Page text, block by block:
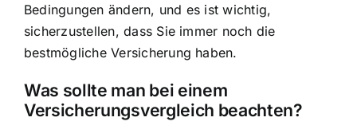
Bedingungen ändern, und es ist wichtig,
sicherzustellen, dass Sie immer noch die
bestmögliche Versicherung haben.
Was sollte man bei einem
Versicherungsvergleich beachten?